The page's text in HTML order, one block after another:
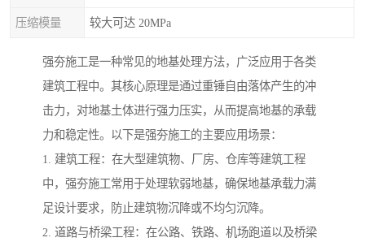
压缩模量 较大可达 20MPa
强夯施工是一种常见的地基处理方法，广泛应用于各类
建筑工程中。其核心原理是通过重锤自由落体产生的冲
击力，对地基土体进行强力压实，从而提高地基的承载
力和稳定性。以下是强夯施工的主要应用场景：
1. 建筑工程：在大型建筑物、厂房、仓库等建筑工程
中，强夯施工常用于处理软弱地基，确保地基承载力满
足设计要求，防止建筑物沉降或不均匀沉降。
2. 道路与桥梁工程：在公路、铁路、机场跑道以及桥梁